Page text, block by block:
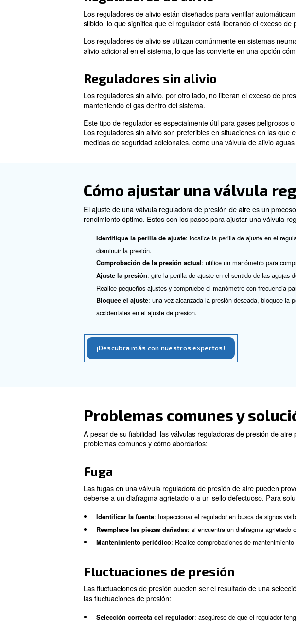
sistemas neumáticos funcionen de forma
Un regulador de presión del compresor de aire
aplicaciones. Al regular la presión, el regulador
equipo o incluso causar riesgos de seguridad.
Tipos de válvulas
para seleccionar el regulador adecuado para su
Los reguladores de alivio están diseñados
silbido, lo que significa que el regulador está
Los reguladores de alivio se utilizan
Reguladores sin alivio
Los reguladores sin alivio, por otro lado, no
manteniendo el gas dentro del sistema.
Este tipo de regulador es especialmente útil
Los reguladores sin alivio son preferibles en
medidas de seguridad adicionales, como una
Cómo ajustar una
El ajuste de una válvula reguladora de presión
rendimiento óptimo. Estos son los pasos para
Comprobación de la presión actual: utilice un
Realice pequeños ajustes y compruebe el
Bloquee el ajuste: una vez alcanzada la presión
¡Descubra más con nuestros expertos!